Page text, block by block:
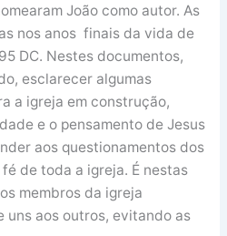
João como autor. As
nos anos finais da vida de
DC. Nestes documentos,
esclarecer algumas
a igreja em construção,
e o pensamento de Jesus
aos questionamentos dos
de toda a igreja. É nestas
membros da igreja
uns aos outros, evitando as